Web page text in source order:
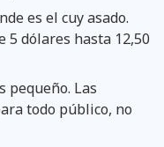
es el cuy asado.
5 dólares hasta 12,50
pequeño. Las
todo público, no